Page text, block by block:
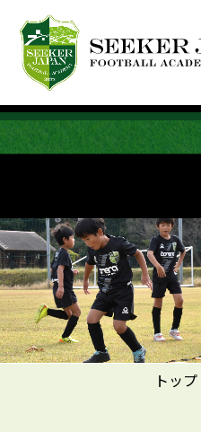
トップ